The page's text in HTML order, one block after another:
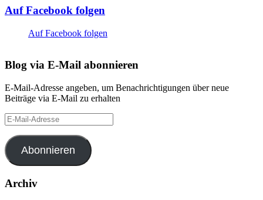
Auf Facebook folgen
Auf Facebook folgen
Blog via E-Mail abonnieren
E-Mail-Adresse angeben, um Benachrichtigungen über neue
Beiträge via E-Mail zu erhalten
E-
Mail-
Adresse
Abonnieren
Archiv